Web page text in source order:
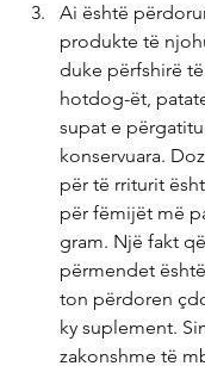
Ai është
produkte të
duke përfshirë
hotdog-ët,
supat e
konservuara.
për të rriturit
për fëmijët më
gram. Një fakt
përmendet
ton përdoren
ky suplement.
zakonshme të